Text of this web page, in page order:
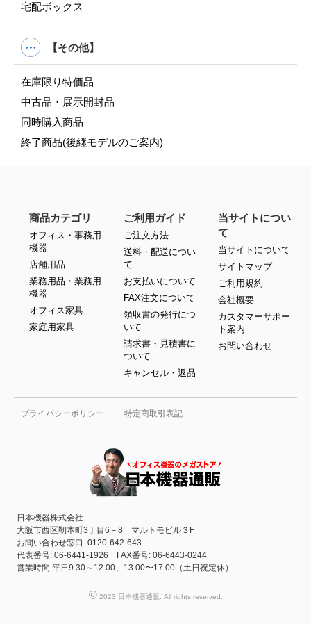
宅配ボックス
【その他】
在庫限り特価品
中古品・展示開封品
同時購入商品
終了商品(後継モデルのご案内)
プライバシーポリシー 特定商取引表記
日本機器株式会社
大阪市西区靭本町3丁目6－8 マルトモビル３F
お問い合わせ窓口: 0120-642-643
代表番号: 06-6441-1926 FAX番号: 06-6443-0244
営業時間 平日9:30～12:00、13:00〜17:00（土日祝定休）
商品カテゴリ
オフィス・事務用
機器
店舗用品
業務用品・業務用
機器
オフィス家具
家庭用家具
ご利用ガイド
ご注文方法
送料・配送につい
て
お支払いについて
FAX注文について
領収書の発行につ
いて
請求書・見積書に
ついて
キャンセル・返品
当サイトについ
て
当サイトについて
サイトマップ
ご利用規約
会社概要
カスタマーサポー
ト案内
お問い合わせ
©2023 日本機器通販. All rights reserved.